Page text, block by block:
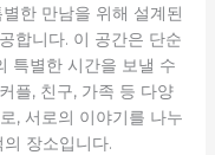
한 만남을 위해 설계된
합니다. 이 공간은 단순
특별한 시간을 보낼 수
플, 친구, 가족 등 다양
, 서로의 이야기를 나누
장소입니다.